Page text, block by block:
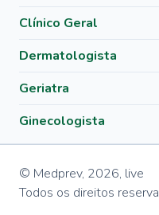
Clínico Geral
Dermatologista
Geriatra
Ginecologista
© Medprev, 2026, live
Todos os direitos